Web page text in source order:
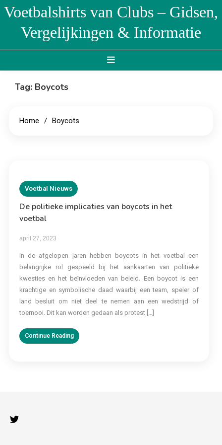
Skip
content
Voetbalshirts van Clubs – Gidsen,
Vergelijkingen & Informatie
Tag: Boycots
Home Boycots
Voetbal Nieuws
De politieke implicaties van boycots in het
voetbal
april 27, 2023
In de afgelopen jaren hebben boycots in het voetbal een
belangrijke rol gespeeld bij het aankaarten van politieke
kwesties en het beïnvloeden van beleid. Een boycot is een
krachtige en symbolische daad waarbij een team, speler of
land besluit om niet deel te nemen aan een wedstrijd of
toernooi. Dit kan worden gedaan als protest […]
Continue Reading